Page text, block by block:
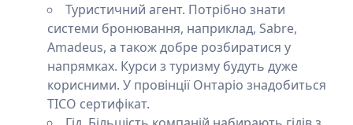
Туристичний агент. Потрібно знати
системи бронювання, наприклад, Sabre,
Amadeus, а також добре розбиратися у
напрямках. Курси з туризму будуть дуже
корисними. У провінції Онтаріо знадобиться
TICO сертифікат.